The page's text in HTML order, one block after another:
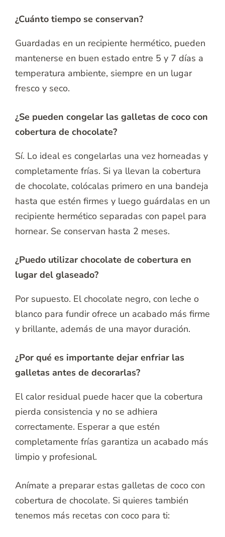
¿Cuánto tiempo se conservan?
Guardadas en un recipiente hermético, pueden
mantenerse en buen estado entre 5 y 7 días a
temperatura ambiente, siempre en un lugar
fresco y seco.
¿Se pueden congelar las galletas de coco con
cobertura de chocolate?
Sí. Lo ideal es congelarlas una vez horneadas y
completamente frías. Si ya llevan la cobertura
de chocolate, colócalas primero en una bandeja
hasta que estén firmes y luego guárdalas en un
recipiente hermético separadas con papel para
hornear. Se conservan hasta 2 meses.
¿Puedo utilizar chocolate de cobertura en
lugar del glaseado?
Por supuesto. El chocolate negro, con leche o
blanco para fundir ofrece un acabado más firme
y brillante, además de una mayor duración.
¿Por qué es importante dejar enfriar las
galletas antes de decorarlas?
El calor residual puede hacer que la cobertura
pierda consistencia y no se adhiera
correctamente. Esperar a que estén
completamente frías garantiza un acabado más
limpio y profesional.
Anímate a preparar estas galletas de coco con
cobertura de chocolate. Si quieres también
tenemos más recetas con coco para ti: